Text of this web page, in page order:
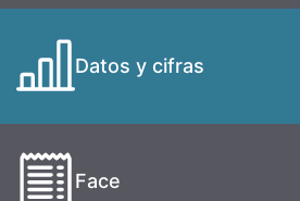
Datos y cifras
Face